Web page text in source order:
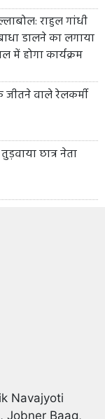
राहुल गांधी
डालने का लगाया
में होगा कार्यक्रम
वाले रेलकर्मी
छात्र नेता
Navajyoti
Jobner Baag,